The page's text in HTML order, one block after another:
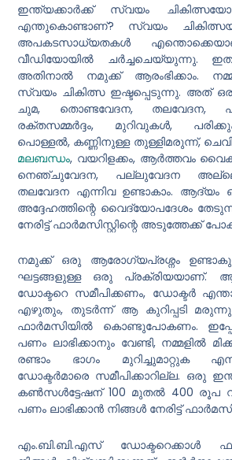
ഇന്ത്യക്കാർക്ക് സ്വയം
എന്തുകൊണ്ടാണ്? സ്വയം
അപകടസാധ്യതകൾ
വീഡിയോയിൽ ചർച്ചചെയ്യുന്നു.
അതിനാൽ നമുക്ക് ആരംഭിക്കാം.
സ്വയം ചികിത്സ ഇഷ്ടപ്പെടുന്നു. അത്
ചുമ, തൊണ്ടവേദന, തലവേദന,
രക്തസമ്മർദ്ദം, മുറിവുകൾ,
പൊള്ളൽ, കണ്ണിനുള്ള തുള്ളിമരുന്ന്,
മലബന്ധം, വയറിളക്കം, ആർത്തവം
നെഞ്ചുവേദന, പല്ലുവേദന
തലവേദന എന്നിവ ഉണ്ടാകാം. ആദ്യം
അദ്ദേഹത്തിന്റെ വൈദ്യോപദേശം
നേരിട്ട് ഫാർമസിസ്റ്റിന്റെ അടുത്തേക്ക്
നമുക്ക് ഒരു ആരോഗ്യപ്രശ്നം
ഘട്ടങ്ങളുള്ള ഒരു പ്രക്രിയയാണ്.
ഡോക്ടറെ സമീപിക്കണം, ഡോക്ടർ
എഴുതും, തുടർന്ന് ആ കുറിപ്പടി
ഫാർമസിയിൽ കൊണ്ടുപോകണം.
പണം ലാഭിക്കാനും വേണ്ടി, നമ്മളിൽ
രണ്ടാം ഭാഗം മുറിച്ചുമാറ്റുക
ഡോക്ടർമാരെ സമീപിക്കാറില്ല. ഒരു
കൺസൾട്ടേഷന് 100 മുതൽ 400 രൂപ
പണം ലാഭിക്കാൻ നിങ്ങൾ നേരിട്ട്
എം.ബി.ബി.എസ് ഡോക്ടറെക്കാൾ